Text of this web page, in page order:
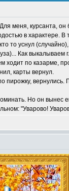
меня, курсанта,
в
то уснул
Как выкалываем
по казарме,
карты вернул.
Но он вынес
"Уварово!